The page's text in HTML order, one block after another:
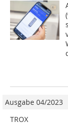
Ausgabe 04/2023
TROX